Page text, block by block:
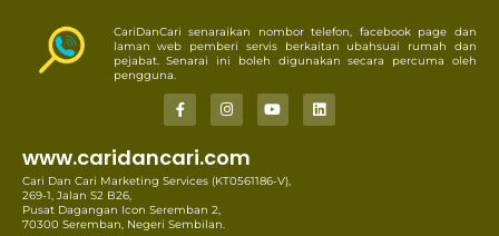
CariDanCari senaraikan nombor telefon, facebook page dan
laman web pemberi servis berkaitan ubahsuai rumah dan
pejabat. Senarai ini boleh digunakan secara percuma oleh
pengguna.
www.caridancari.com
Cari Dan Cari Marketing Services (KT0561186-V),
269-1, Jalan S2 B26,
Pusat Dagangan Icon Seremban 2,
70300 Seremban, Negeri Sembilan.